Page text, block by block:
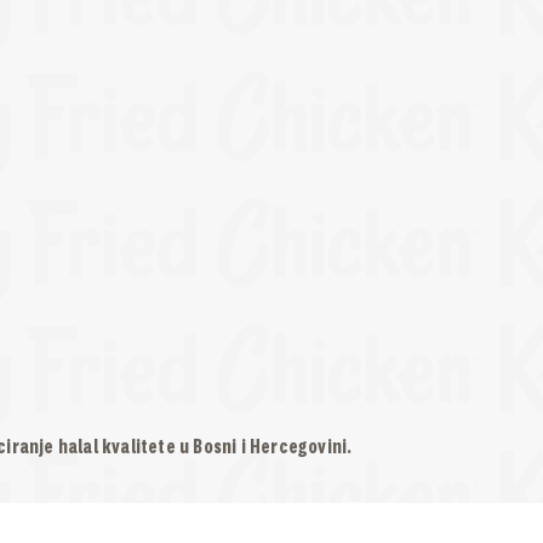
halal kvalitete u Bosni i Hercegovini.